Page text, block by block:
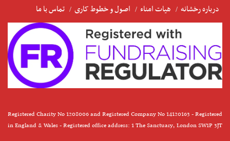
درباره رخشانه هیات امناء اصول و خطوط کاری تماس با ما
Registered Charity No 1208006 and Registered Company No 14120163 - Registered
in England & Wales - Registered office address: 1 The Sanctuary, London SW1P 3JT